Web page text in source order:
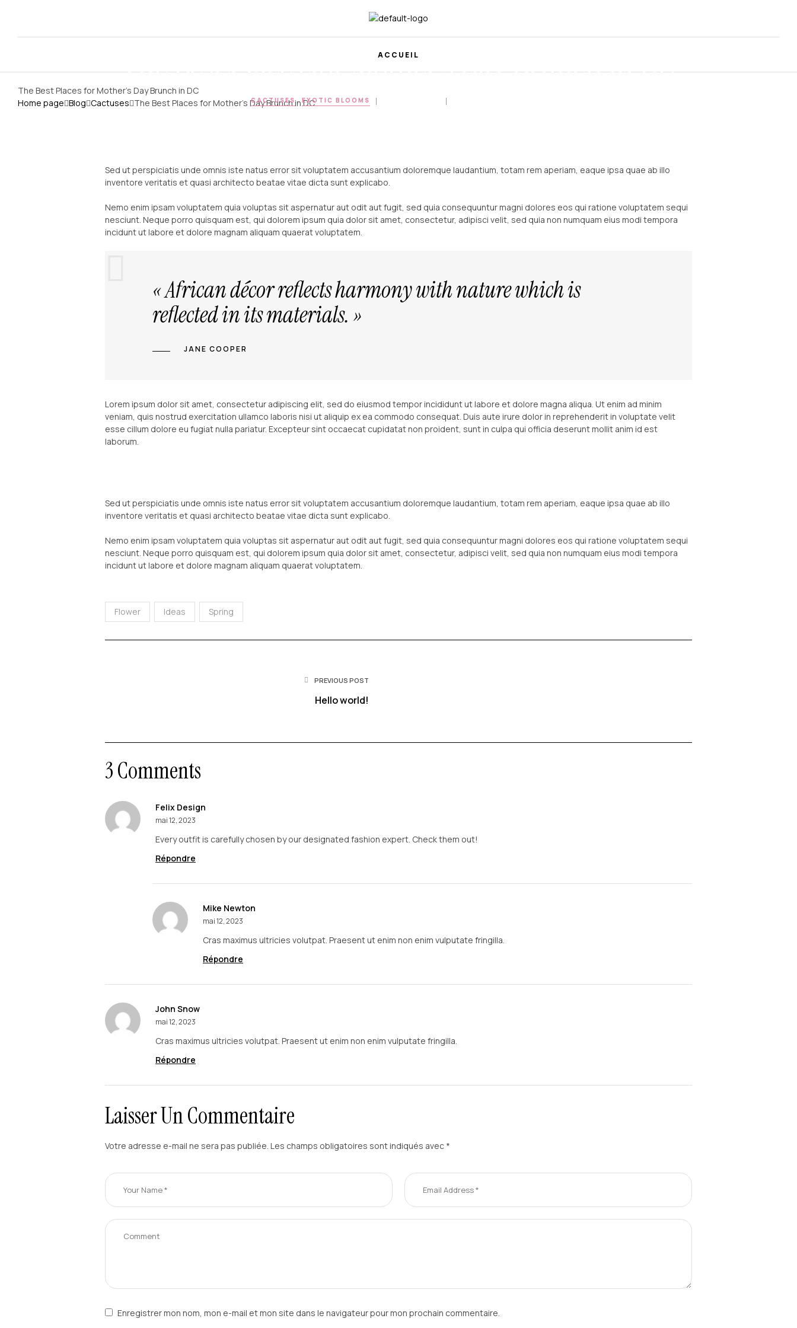
ACCUEIL
The Best Places for Mother’s Day Brunch in DC
Home page Blog Cactuses The Best Places for Mother’s Day Brunch in DC
The Best Places for Mother’s Day Brunch in DC
CACTUSES , EXOTIC BLOOMS
Sed ut perspiciatis unde omnis iste natus error sit voluptatem accusantium doloremque laudantium, totam rem aperiam, eaque ipsa quae ab illo
inventore veritatis et quasi architecto beatae vitae dicta sunt explicabo.
Nemo enim ipsam voluptatem quia voluptas sit aspernatur aut odit aut fugit, sed quia consequuntur magni dolores eos qui ratione voluptatem sequi
nesciunt. Neque porro quisquam est, qui dolorem ipsum quia dolor sit amet, consectetur, adipisci velit, sed quia non numquam eius modi tempora
incidunt ut labore et dolore magnam aliquam quaerat voluptatem.
« African décor reflects harmony with nature which is
reflected in its materials. »
JANE COOPER
Lorem ipsum dolor sit amet, consectetur adipiscing elit, sed do eiusmod tempor incididunt ut labore et dolore magna aliqua. Ut enim ad minim
veniam, quis nostrud exercitation ullamco laboris nisi ut aliquip ex ea commodo consequat. Duis aute irure dolor in reprehenderit in voluptate velit
esse cillum dolore eu fugiat nulla pariatur. Excepteur sint occaecat cupidatat non proident, sunt in culpa qui officia deserunt mollit anim id est
laborum.
Sed ut perspiciatis unde omnis iste natus error sit voluptatem accusantium doloremque laudantium, totam rem aperiam, eaque ipsa quae ab illo
inventore veritatis et quasi architecto beatae vitae dicta sunt explicabo.
Nemo enim ipsam voluptatem quia voluptas sit aspernatur aut odit aut fugit, sed quia consequuntur magni dolores eos qui ratione voluptatem sequi
nesciunt. Neque porro quisquam est, qui dolorem ipsum quia dolor sit amet, consectetur, adipisci velit, sed quia non numquam eius modi tempora
incidunt ut labore et dolore magnam aliquam quaerat voluptatem.
Flower Ideas Spring
PREVIOUS POST
Hello world!
3 Comments
Felix Design
mai 12, 2023
Every outfit is carefully chosen by our designated fashion expert. Check them out!
Répondre
Mike Newton
mai 12, 2023
Cras maximus ultricies volutpat. Praesent ut enim non enim vulputate fringilla.
Répondre
John Snow
mai 12, 2023
Cras maximus ultricies volutpat. Praesent ut enim non enim vulputate fringilla.
Répondre
Laisser Un Commentaire
Votre adresse e-mail ne sera pas publiée. Les champs obligatoires sont indiqués avec *
Enregistrer mon nom, mon e-mail et mon site dans le navigateur pour mon prochain commentaire.